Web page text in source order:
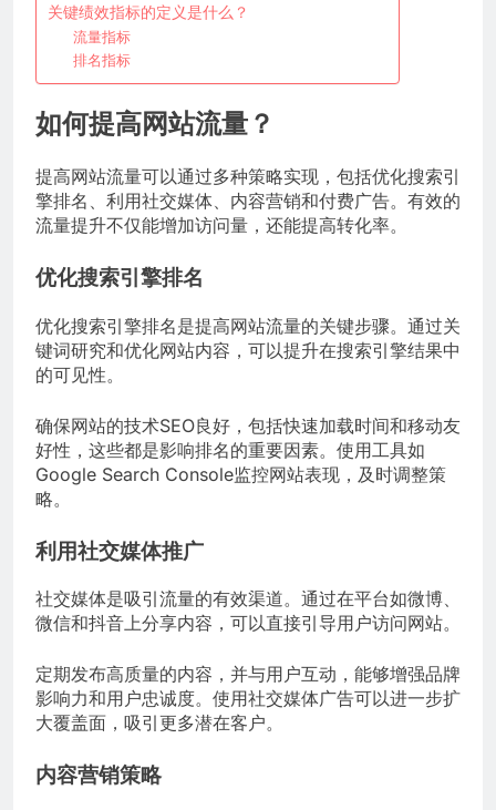
关键绩效指标的定义是什么？
流量指标
排名指标
如何提高网站流量？
提高网站流量可以通过多种策略实现，包括优化搜索引
擎排名、利用社交媒体、内容营销和付费广告。有效的
流量提升不仅能增加访问量，还能提高转化率。
优化搜索引擎排名
优化搜索引擎排名是提高网站流量的关键步骤。通过关
键词研究和优化网站内容，可以提升在搜索引擎结果中
的可见性。
确保网站的技术SEO良好，包括快速加载时间和移动友
好性，这些都是影响排名的重要因素。使用工具如
Google Search Console监控网站表现，及时调整策
略。
利用社交媒体推广
社交媒体是吸引流量的有效渠道。通过在平台如微博、
微信和抖音上分享内容，可以直接引导用户访问网站。
定期发布高质量的内容，并与用户互动，能够增强品牌
影响力和用户忠诚度。使用社交媒体广告可以进一步扩
大覆盖面，吸引更多潜在客户。
内容营销策略